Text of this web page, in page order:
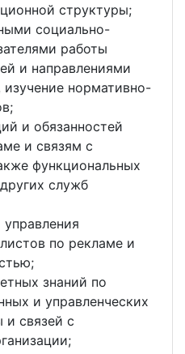
структуры;
социально-
работы
и направлениями
изучение нормативно-
и обязанностей
и связям с
функциональных
служб
по рекламе и
знаний по
и управленческих
и связей с